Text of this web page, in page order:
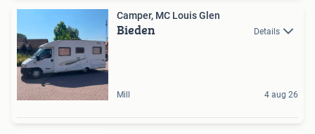
Camper, MC Louis Glen
Bieden Details
Mill 4 aug 26